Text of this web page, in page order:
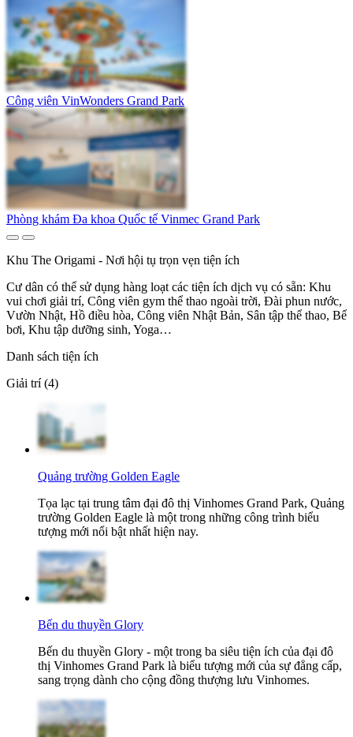
Công viên VinWonders Grand Park
Phòng khám Đa khoa Quốc tế Vinmec Grand Park
Khu The Origami - Nơi hội tụ trọn vẹn tiện ích
Cư dân có thể sử dụng hàng loạt các tiện ích dịch vụ có sẵn: Khu
vui chơi giải trí, Công viên gym thể thao ngoài trời, Đài phun nước,
Vườn Nhật, Hồ điều hòa, Công viên Nhật Bản, Sân tập thể thao, Bể
bơi, Khu tập dưỡng sinh, Yoga…
Danh sách tiện ích
Giải trí (4)
Quảng trường Golden Eagle
Tọa lạc tại trung tâm đại đô thị Vinhomes Grand Park, Quảng
trường Golden Eagle là một trong những công trình biểu
tượng mới nổi bật nhất hiện nay.
Bến du thuyền Glory
Bến du thuyền Glory - một trong ba siêu tiện ích của đại đô
thị Vinhomes Grand Park là biểu tượng mới của sự đẳng cấp,
sang trọng dành cho cộng đồng thượng lưu Vinhomes.